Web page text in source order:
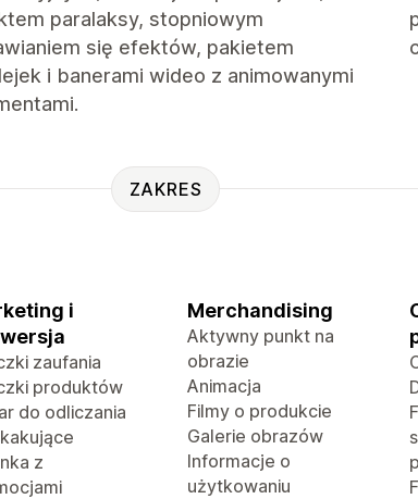
paralaksy, stopniowym
się efektów, pakietem
i banerami wideo z animowanymi
ZAKRES
i
zaufania
produktów
do odliczania
z
Merchandising
Aktywny punkt na
obrazie
Animacja
Filmy o produkcie
Galerie obrazów
Informacje o
użytkowaniu